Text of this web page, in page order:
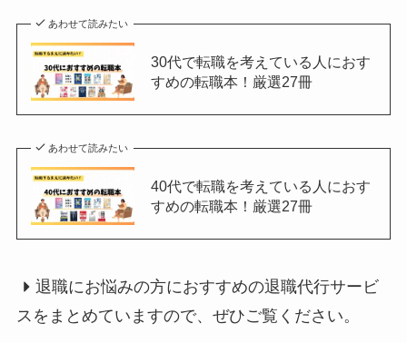
あわせて読みたい
30代で転職を考えている人におす
すめの転職本！厳選27冊
あわせて読みたい
40代で転職を考えている人におす
すめの転職本！厳選27冊
退職にお悩みの方におすすめの退職代行サービ
スをまとめていますので、ぜひご覧ください。